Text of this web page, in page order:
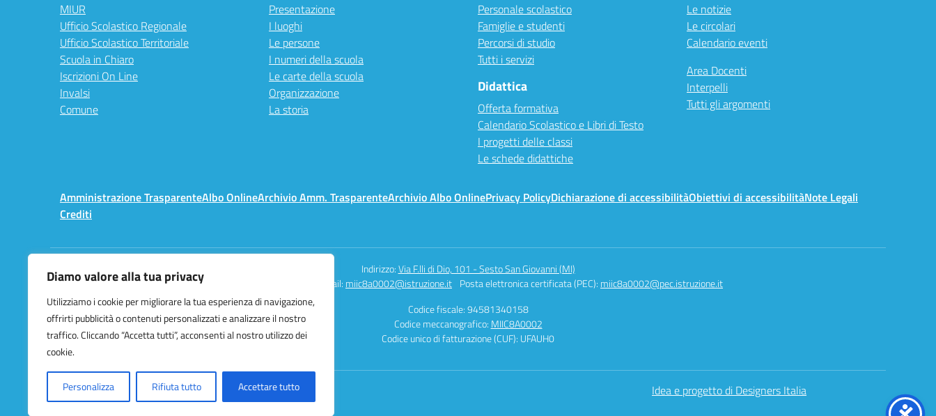
Diamo valore alla tua privacy
Utilizziamo i cookie per migliorare la tua esperienza di navigazione,
offrirti pubblicità o contenuti personalizzati e analizzare il nostro
traffico. Cliccando “Accetta tutti”, acconsenti al nostro utilizzo dei
cookie.
Personalizza Rifiuta tutto Accettare tutto
MIUR
Ufficio Scolastico Regionale
Ufficio Scolastico Territoriale
Scuola in Chiaro
Iscrizioni On Line
Invalsi
Comune
Presentazione
I luoghi
Le persone
I numeri della scuola
Le carte della scuola
Organizzazione
La storia
Personale scolastico
Famiglie e studenti
Percorsi di studio
Tutti i servizi
Didattica
Offerta formativa
Calendario Scolastico e Libri di Testo
I progetti delle classi
Le schede didattiche
Le notizie
Le circolari
Calendario eventi
Area Docenti
Interpelli
Tutti gli argomenti
Amministrazione TrasparenteAlbo OnlineArchivio Amm. TrasparenteArchivio Albo OnlinePrivacy PolicyDichiarazione di accessibilitàObiettivi di accessibilitàNote Legali
Crediti
Indirizzo:Via F.lli di Dio, 101 - Sesto San Giovanni (MI)
Email: miic8a0002@istruzione.it Posta elettronica certificata (PEC): miic8a0002@pec.istruzione.it
Codice fiscale: 94581340158
Codice meccanografico: MIIC8A0002
Codice unico di fatturazione (CUF): UFAUH0
Idea e progetto di Designers Italia